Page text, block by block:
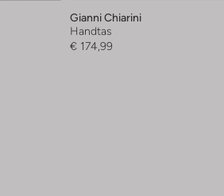
Gianni Chiarini
Handtas
€ 174,99